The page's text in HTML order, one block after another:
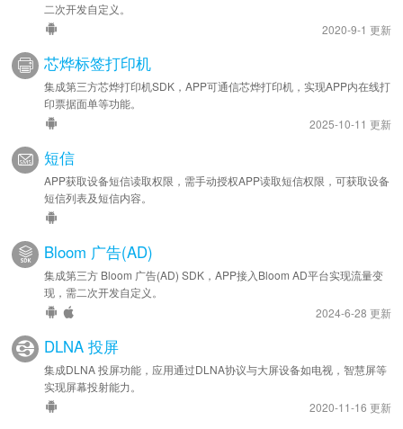
二次开发自定义。
2020-9-1 更新
芯烨标签打印机
集成第三方芯烨打印机SDK，APP可通信芯烨打印机，实现APP内在线打
印票据面单等功能。
2025-10-11 更新
短信
APP获取设备短信读取权限，需手动授权APP读取短信权限，可获取设备
短信列表及短信内容。
Bloom 广告(AD)
集成第三方 Bloom 广告(AD) SDK，APP接入Bloom AD平台实现流量变
现，需二次开发自定义。
2024-6-28 更新
DLNA 投屏
集成DLNA 投屏功能，应用通过DLNA协议与大屏设备如电视，智慧屏等
实现屏幕投射能力。
2020-11-16 更新